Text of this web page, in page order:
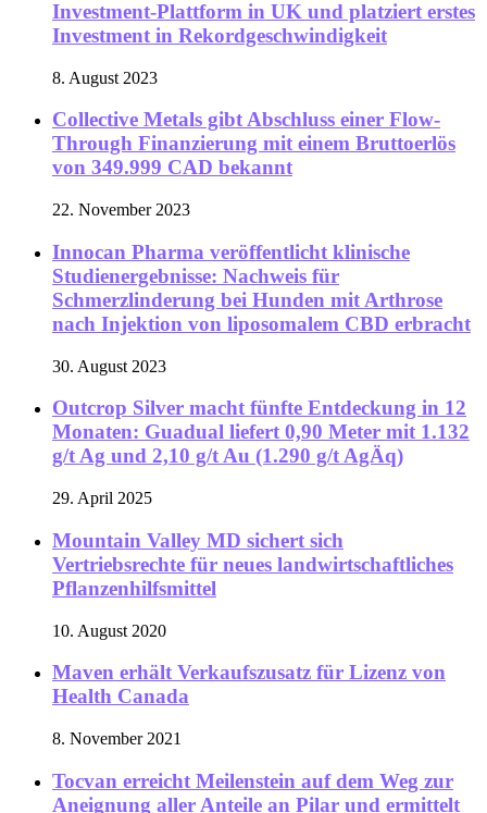
Investment-Plattform in UK und platziert erstes
Investment in Rekordgeschwindigkeit
8. August 2023
Collective Metals gibt Abschluss einer Flow-
Through Finanzierung mit einem Bruttoerlös
von 349.999 CAD bekannt
22. November 2023
Innocan Pharma veröffentlicht klinische
Studienergebnisse: Nachweis für
Schmerzlinderung bei Hunden mit Arthrose
nach Injektion von liposomalem CBD erbracht
30. August 2023
Outcrop Silver macht fünfte Entdeckung in 12
Monaten: Guadual liefert 0,90 Meter mit 1.132
g/t Ag und 2,10 g/t Au (1.290 g/t AgÄq)
29. April 2025
Mountain Valley MD sichert sich
Vertriebsrechte für neues landwirtschaftliches
Pflanzenhilfsmittel
10. August 2020
Maven erhält Verkaufszusatz für Lizenz von
Health Canada
8. November 2021
Tocvan erreicht Meilenstein auf dem Weg zur
Aneignung aller Anteile an Pilar und ermittelt